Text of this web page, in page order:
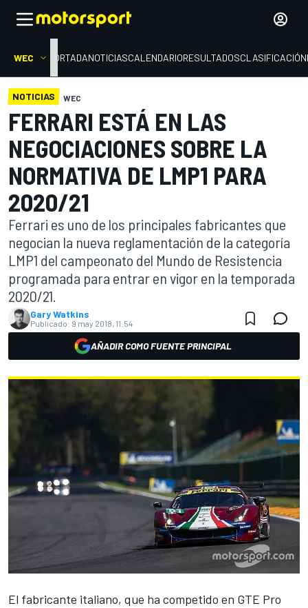
WEC PORTADANOTICIASCALENDARIORESULTADOSCLASIFICACIÓN
NOTICIAS WEC
FERRARI ESTÁ EN LAS
NEGOCIACIONES SOBRE LA
NORMATIVA DE LMP1 PARA
2020/21
Ferrari es uno de los principales fabricantes que
negocian la nueva reglamentación de la categoría
LMP1 del campeonato del Mundo de Resistencia
programada para entrar en vigor en la temporada
2020/21.
Gary Watkins
Publicado: 9 may 2018, 11:54
AÑADIR COMO FUENTE PRINCIPAL
El fabricante italiano, que ha competido en GTE Pro